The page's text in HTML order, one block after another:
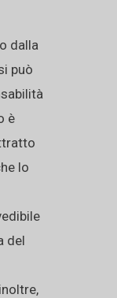
dalla
può
è
lo
del